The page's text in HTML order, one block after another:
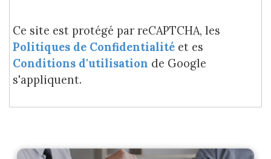
Ce site est protégé par reCAPTCHA, les
Politiques de Confidentialité et es
Conditions d'utilisation de Google
s'appliquent.